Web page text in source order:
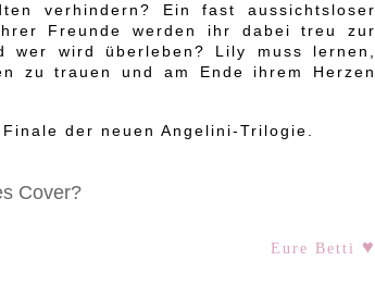
verhindern? Ein fast aussichtsloser
Freunde werden ihr dabei treu zur
wer wird überleben? Lily muss lernen,
zu trauen und am Ende ihrem Herzen
der neuen Angelini-Trilogie.
Cover?
Eure Betti ♥